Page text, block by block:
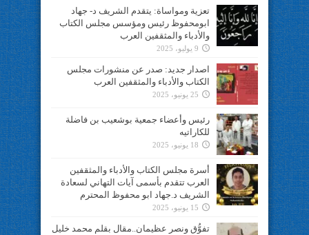
تعزية ومواساة: يتقدم الشريف د- جهاد
ابومحفوظ رئيس ومؤسس مجلس الكتاب
والأدباء والمثقفين العرب
9 يوليو، 2025
اصدار جديد: صدر عن منشورات مجلس
الكتاب والأدباء والمثقفين العرب
25 يونيو، 2025
رئيس وأعضاء جمعية بوشعيب بن فاضلة
للكاراتيه
18 يونيو، 2025
أسرة مجلس الكتاب والأدباء والمثقفين
العرب تتقدم بأسمى آيات التهاني لسعادة
الشريف د.جهاد ابو محفوظ المحترم
15 يونيو، 2025
تفوُّق ونصر عظيمان..مقال بقلم محمد خليل